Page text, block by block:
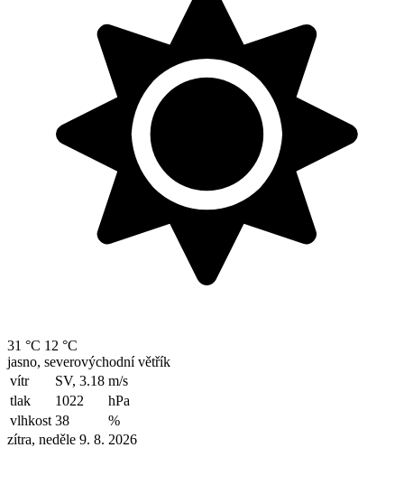
31 °C 12 °C
jasno, severovýchodní větřík
vítr
SV, 3.18 m/s
tlak
1022
hPa
vlhkost 38
%
zítra, neděle 9. 8. 2026